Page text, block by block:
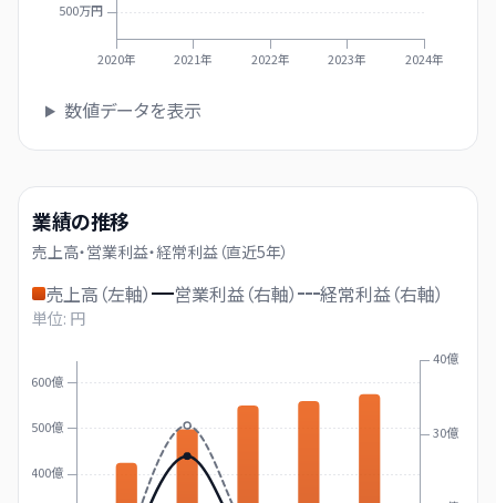
500万円
2020年 2021年 2022年 2023年 2024年
数値データを表示
業績の推移
売上高・営業利益・経常利益（直近5年）
売上高（左軸） 営業利益（右軸） 経常利益（右軸）
単位: 円
400億
500億
600億
30億
40億